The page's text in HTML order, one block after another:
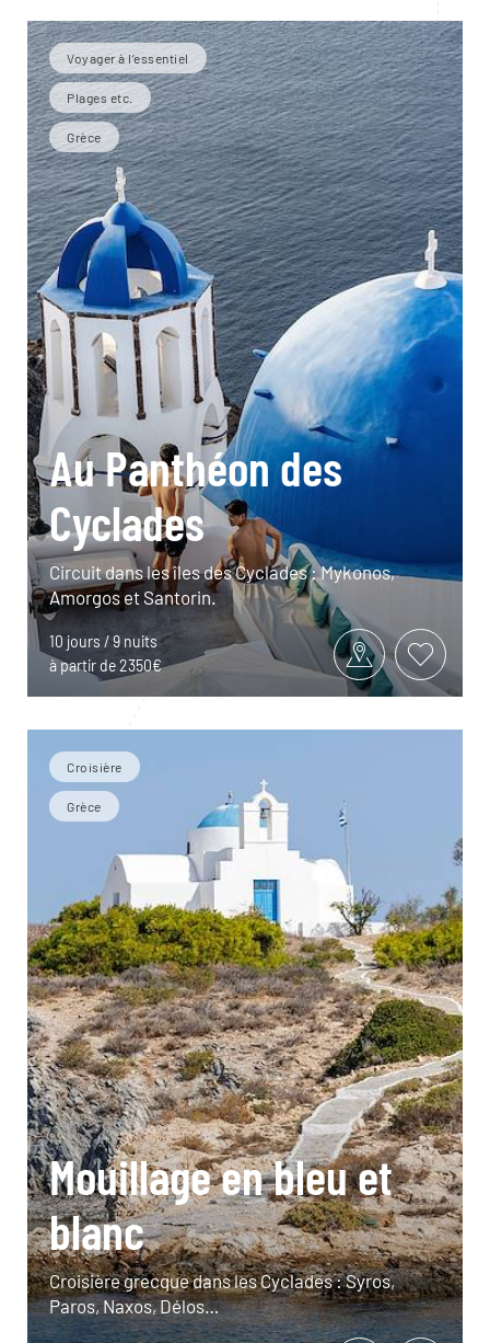
Voyager à l’essentiel
Plages etc.
Grèce
Au Panthéon des
Cyclades
Circuit dans les îles des Cyclades : Mykonos,
Amorgos et Santorin.
10 jours / 9 nuits
à partir de 2350€
Croisière
Grèce
Mouillage en bleu et
blanc
Croisière grecque dans les Cyclades : Syros,
Paros, Naxos, Délos…